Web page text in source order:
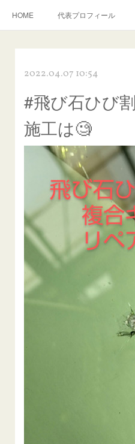
HOME 代表プロフィール
飛び石施工料金について ガラスキズ
当店へのアクセス 建築ガラス
【プロ使用】フッ素系ガラストリー
欧州車モールの白サビやシミを落とす
instagram記
飛び石ひび割れでヒビ先が伸びた場
2022.04.07 10:54
#飛び石ひび
施工は🧐